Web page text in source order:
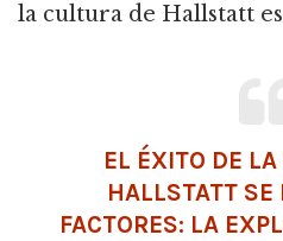
la cultura de Hallstatt
EL ÉXITO DE
HALLSTATT SE
FACTORES: LA